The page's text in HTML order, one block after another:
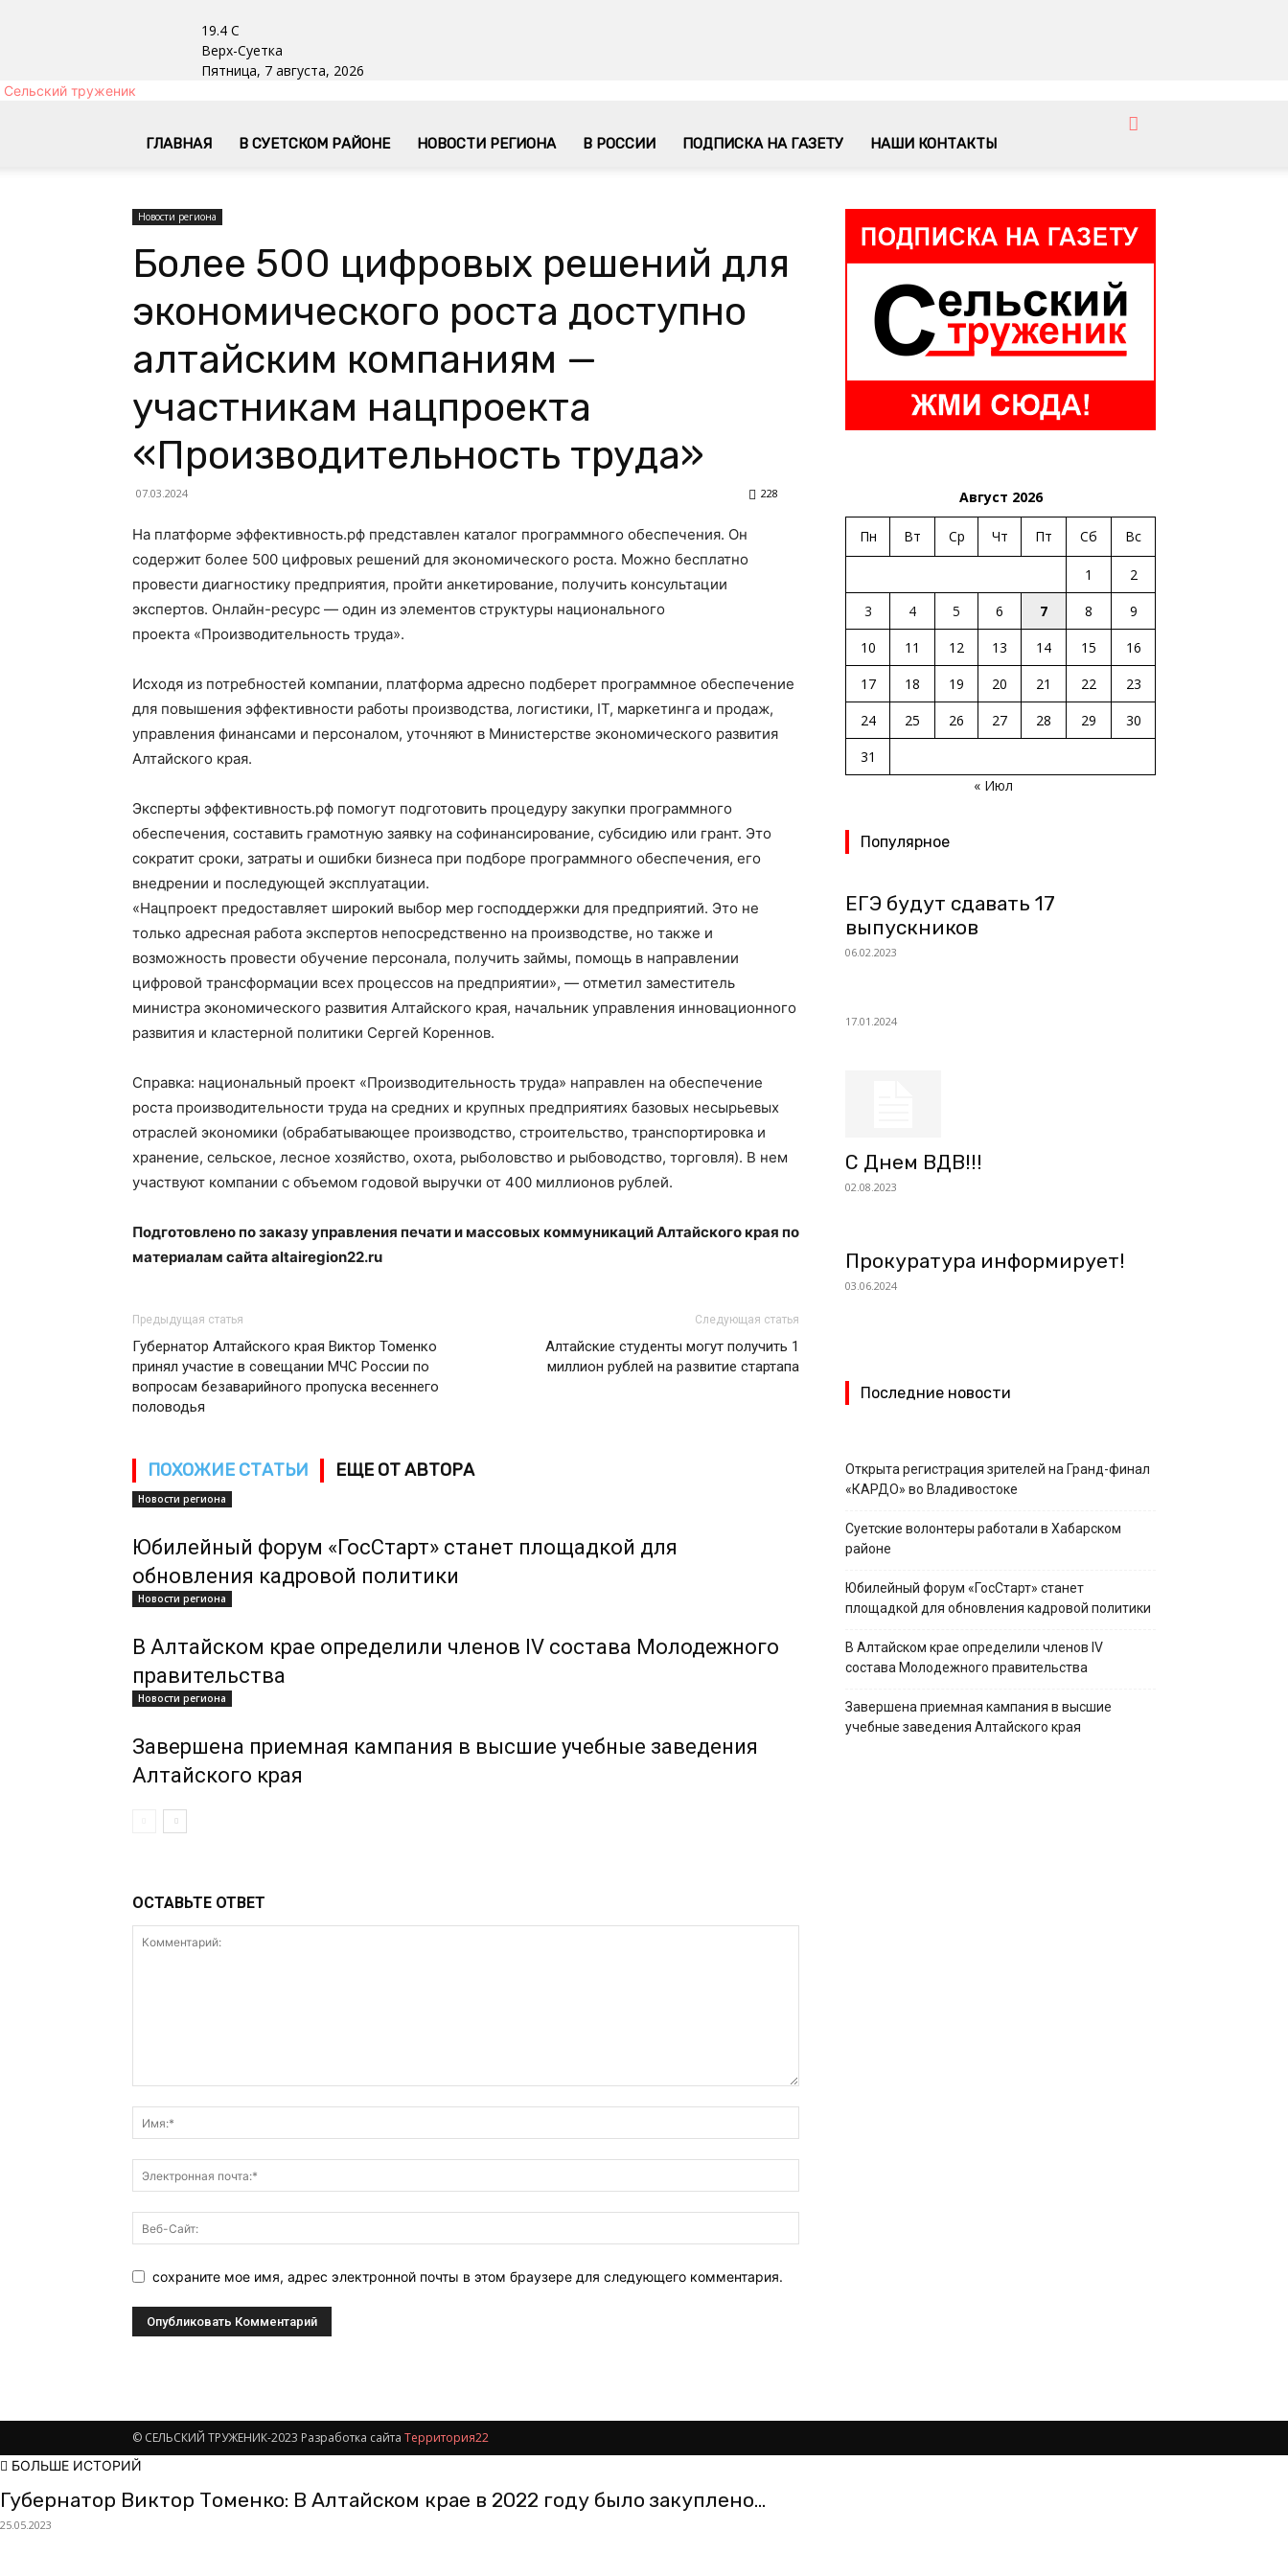
19.4 C
Верх-Суетка
Пятница, 7 августа, 2026
Сельский труженик
ГЛАВНАЯ В СУЕТСКОМ РАЙОНЕ НОВОСТИ РЕГИОНА В РОССИИ ПОДПИСКА НА ГАЗЕТУ НАШИ КОНТАКТЫ
Новости региона
Более 500 цифровых решений для
экономического роста доступно
алтайским компаниям —
участникам нацпроекта
«Производительность труда»
07.03.2024 228
На платформе эффективность.рф представлен каталог программного обеспечения. Он
содержит более 500 цифровых решений для экономического роста. Можно бесплатно
провести диагностику предприятия, пройти анкетирование, получить консультации
экспертов. Онлайн-ресурс — один из элементов структуры национального
проекта «Производительность труда».
Исходя из потребностей компании, платформа адресно подберет программное обеспечение
для повышения эффективности работы производства, логистики, IT, маркетинга и продаж,
управления финансами и персоналом, уточняют в Министерстве экономического развития
Алтайского края.
Эксперты эффективность.рф помогут подготовить процедуру закупки программного
обеспечения, составить грамотную заявку на софинансирование, субсидию или грант. Это
сократит сроки, затраты и ошибки бизнеса при подборе программного обеспечения, его
внедрении и последующей эксплуатации.
«Нацпроект предоставляет широкий выбор мер господдержки для предприятий. Это не
только адресная работа экспертов непосредственно на производстве, но также и
возможность провести обучение персонала, получить займы, помощь в направлении
цифровой трансформации всех процессов на предприятии», — отметил заместитель
министра экономического развития Алтайского края, начальник управления инновационного
развития и кластерной политики Сергей Кореннов.
Справка: национальный проект «Производительность труда» направлен на обеспечение
роста производительности труда на средних и крупных предприятиях базовых несырьевых
отраслей экономики (обрабатывающее производство, строительство, транспортировка и
хранение, сельское, лесное хозяйство, охота, рыболовство и рыбоводство, торговля). В нем
участвуют компании с объемом годовой выручки от 400 миллионов рублей.
Подготовлено по заказу управления печати и массовых коммуникаций Алтайского края по
материалам сайта altairegion22.ru
Предыдущая статья
Губернатор Алтайского края Виктор Томенко
принял участие в совещании МЧС России по
вопросам безаварийного пропуска весеннего
половодья
Следующая статья
Алтайские студенты могут получить 1
миллион рублей на развитие стартапа
ПОХОЖИЕ СТАТЬИ ЕЩЕ ОТ АВТОРА
Новости региона
Юбилейный форум «ГосСтарт» станет площадкой для
обновления кадровой политики
Новости региона
В Алтайском крае определили членов IV состава Молодежного
правительства
Новости региона
Завершена приемная кампания в высшие учебные заведения
Алтайского края
ОСТАВЬТЕ ОТВЕТ
сохраните мое имя, адрес электронной почты в этом браузере для следующего комментария.
Август 2026
Пн Вт Ср Чт Пт Сб Вс
1
2
3
4 5 6 7 8
9
10
11 12 13 14 15
16
17
18 19 20 21 22
23
24
25 26 27 28 29
30
31
« Июл
Популярное
ЕГЭ будут сдавать 17
выпускников
06.02.2023
17.01.2024
С Днем ВДВ!!!
02.08.2023
Прокуратура информирует!
03.06.2024
Последние новости
Открыта регистрация зрителей на Гранд-финал
«КАРДО» во Владивостоке
Суетские волонтеры работали в Хабарском
районе
Юбилейный форум «ГосСтарт» станет
площадкой для обновления кадровой политики
В Алтайском крае определили членов IV
состава Молодежного правительства
Завершена приемная кампания в высшие
учебные заведения Алтайского края
© СЕЛЬСКИЙ ТРУЖЕНИК-2023 Разработка сайта Территория22
БОЛЬШЕ ИСТОРИЙ
Губернатор Виктор Томенко: В Алтайском крае в 2022 году было закуплено...
25.05.2023